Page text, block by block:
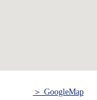
＞ GoogleMap